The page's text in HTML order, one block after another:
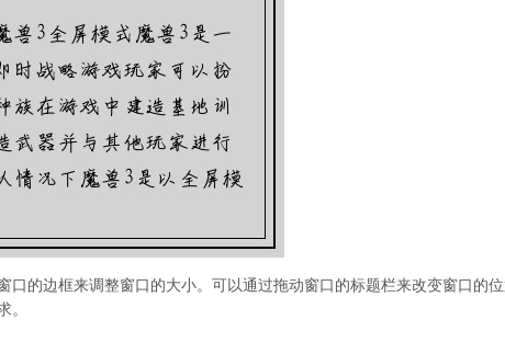
口的边框来调整窗口的大小。可以通过拖动窗口的标题栏来改变窗口的